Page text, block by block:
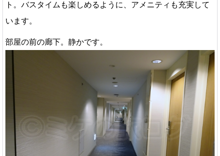
ト。バスタイムも楽しめるように、アメニティも充実して
います。
部屋の前の廊下。静かです。